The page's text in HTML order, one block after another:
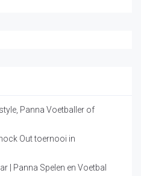
Panna Voetballer of
Out toernooi in
| Panna Spelen en Voetbal